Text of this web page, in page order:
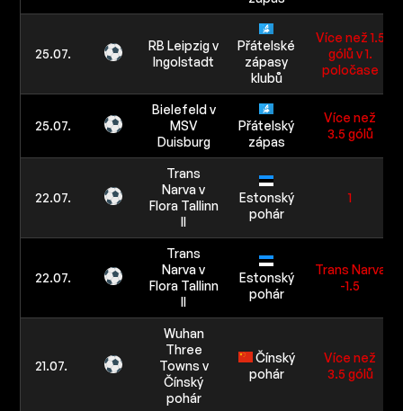
25.07.
RB Leipzig v
Ingolstadt
Přátelské
zápasy
klubů
Více než 1.5
gólů v 1.
poločase
25.07.
Bielefeld v
MSV
Duisburg
Přátelský
zápas
Více než
3.5 gólů
22.07.
Trans
Narva v
Flora Tallinn
II
Estonský
pohár
1
22.07.
Trans
Narva v
Flora Tallinn
II
Estonský
pohár
Trans Narva
-1.5
21.07.
Wuhan
Three
Towns v
Čínský
pohár
Čínský
pohár
Více než
3.5 gólů